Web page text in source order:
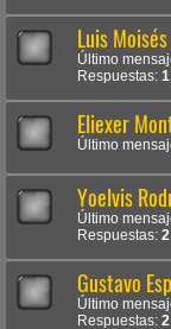
Luis
Último
Respuestas: 1
Eliexer
Último
Yoelvis
Último
Respuestas: 2
Gustavo
Último
Respuestas: 2